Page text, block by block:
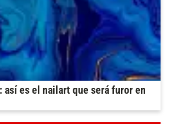
así es el nailart que será furor en